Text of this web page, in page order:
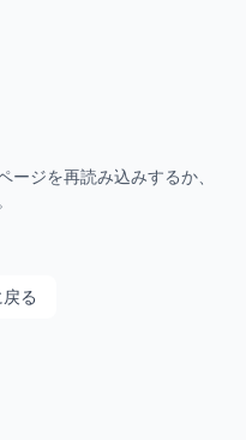
ジを再読み込みするか、
る